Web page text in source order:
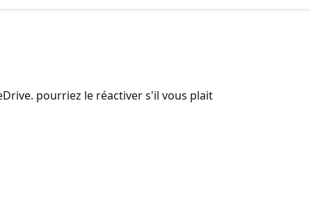
pourriez le réactiver s'il vous plait